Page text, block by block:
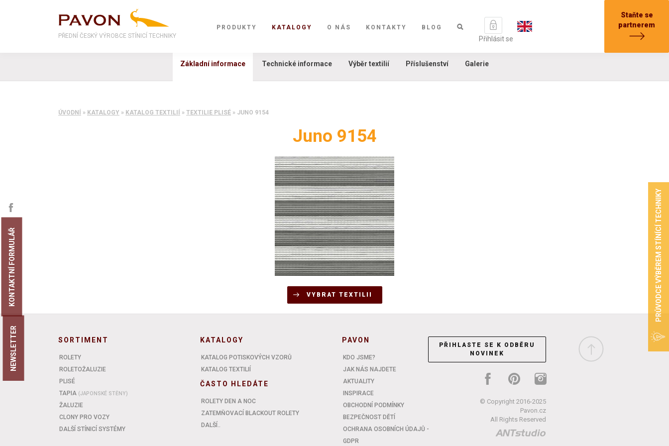
Staňte se
partnerem
PŘEDNÍ ČESKÝ VÝROBCE STÍNICÍ TECHNIKY
PRODUKTY KATALOGY O NÁS KONTAKTY BLOG
Přihlásit se
Základní informace Technické informace Výběr textilií Příslušenství Galerie
ÚVODNÍ » KATALOGY » KATALOG TEXTILIÍ » TEXTILIE PLISÉ » JUNO 9154
Juno 9154
VYBRAT TEXTILII
SORTIMENT
ROLETY
ROLETOŽALUZIE
PLISÉ
TAPIA (JAPONSKÉ STĚNY)
ŽALUZIE
CLONY PRO VOZY
DALŠÍ STÍNICÍ SYSTÉMY
KATALOGY
KATALOG POTISKOVÝCH VZORŮ
KATALOG TEXTILIÍ
ČASTO HLEDÁTE
ROLETY DEN A NOC
ZATEMŇOVACÍ BLACKOUT ROLETY
DALŠÍ..
PAVON
KDO JSME?
JAK NÁS NAJDETE
AKTUALITY
INSPIRACE
OBCHODNÍ PODMÍNKY
BEZPEČNOST DĚTÍ
OCHRANA OSOBNÍCH ÚDAJŮ -
GDPR
PŘIHLASTE SE K ODBĚRU
NOVINEK
© Copyright 2016-2025
Pavon.cz
All Rights Reserved
KONTAKTNÍ FORMULÁŘ
NEWSLETTER
PRŮVODCE VÝBĚREM STÍNÍCÍ TECHNIKY